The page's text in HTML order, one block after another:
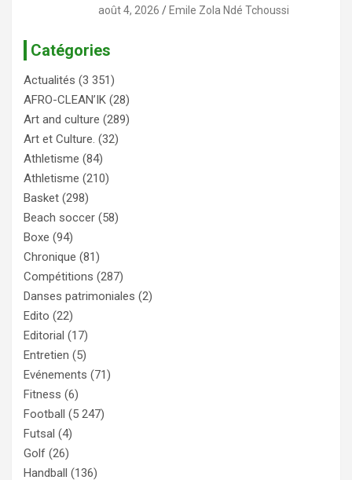
août 4, 2026 Emile Zola Ndé Tchoussi
Catégories
Actualités (3 351)
AFRO-CLEAN’IK (28)
Art and culture (289)
Art et Culture. (32)
Athletisme (84)
Athletisme (210)
Basket (298)
Beach soccer (58)
Boxe (94)
Chronique (81)
Compétitions (287)
Danses patrimoniales (2)
Edito (22)
Editorial (17)
Entretien (5)
Evénements (71)
Fitness (6)
Football (5 247)
Futsal (4)
Golf (26)
Handball (136)